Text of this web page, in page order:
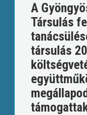
A
Társulás
társulás